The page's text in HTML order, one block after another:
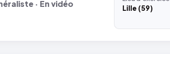
· En vidéo
Lille (59)